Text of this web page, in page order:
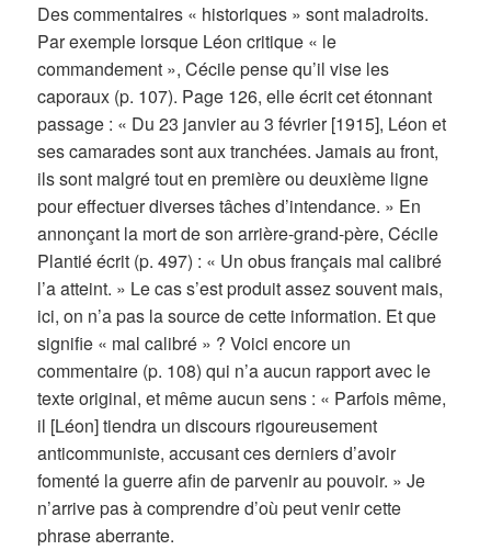
Des commentaires « historiques » sont maladroits.
Par exemple lorsque Léon critique « le
commandement », Cécile pense qu’il vise les
caporaux (p. 107). Page 126, elle écrit cet étonnant
passage : « Du 23 janvier au 3 février [1915], Léon et
ses camarades sont aux tranchées. Jamais au front,
ils sont malgré tout en première ou deuxième ligne
pour effectuer diverses tâches d’intendance. » En
annonçant la mort de son arrière-grand-père, Cécile
Plantié écrit (p. 497) : « Un obus français mal calibré
l’a atteint. » Le cas s’est produit assez souvent mais,
ici, on n’a pas la source de cette information. Et que
signifie « mal calibré » ? Voici encore un
commentaire (p. 108) qui n’a aucun rapport avec le
texte original, et même aucun sens : « Parfois même,
il [Léon] tiendra un discours rigoureusement
anticommuniste, accusant ces derniers d’avoir
fomenté la guerre afin de parvenir au pouvoir. » Je
n’arrive pas à comprendre d’où peut venir cette
phrase aberrante.